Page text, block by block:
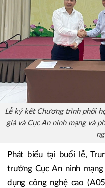
Lễ ký kết Chương trình phối
giả và Cục An ninh mạng và
Phát biểu tại buổi lễ,
trưởng Cục An ninh
dụng công nghệ cao